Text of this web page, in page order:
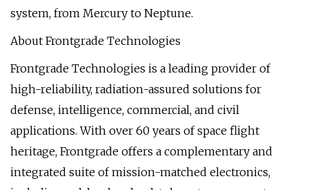
system, from Mercury to Neptune.
About Frontgrade Technologies
Frontgrade Technologies is a leading provider of
high-reliability, radiation-assured solutions for
defense, intelligence, commercial, and civil
applications. With over 60 years of space flight
heritage, Frontgrade offers a complementary and
integrated suite of mission-matched electronics,